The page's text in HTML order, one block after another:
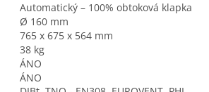
Automatický – 100% obtoková klapka
Ø 160 mm
765 x 675 x 564 mm
38 kg
ÁNO
ÁNO